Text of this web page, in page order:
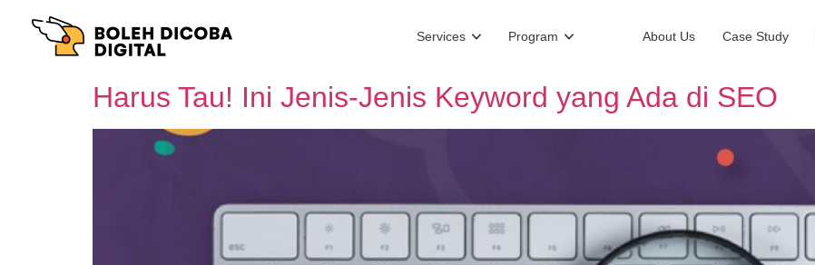
Services Program About Us Case Study
Harus Tau! Ini Jenis-Jenis Keyword yang Ada di SEO